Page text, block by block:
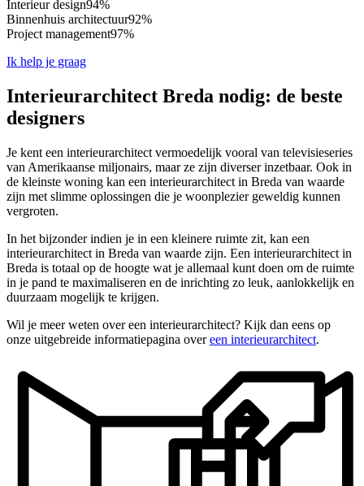
Interieur design94%
Binnenhuis architectuur92%
Project management97%
Ik help je graag
Interieurarchitect Breda nodig: de beste
designers
Je kent een interieurarchitect vermoedelijk vooral van televisieseries
van Amerikaanse miljonairs, maar ze zijn diverser inzetbaar. Ook in
de kleinste woning kan een interieurarchitect in Breda van waarde
zijn met slimme oplossingen die je woonplezier geweldig kunnen
vergroten.
In het bijzonder indien je in een kleinere ruimte zit, kan een
interieurarchitect in Breda van waarde zijn. Een interieurarchitect in
Breda is totaal op de hoogte wat je allemaal kunt doen om de ruimte
in je pand te maximaliseren en de inrichting zo leuk, aanlokkelijk en
duurzaam mogelijk te krijgen.
Wil je meer weten over een interieurarchitect? Kijk dan eens op
onze uitgebreide informatiepagina overeen interieurarchitect.